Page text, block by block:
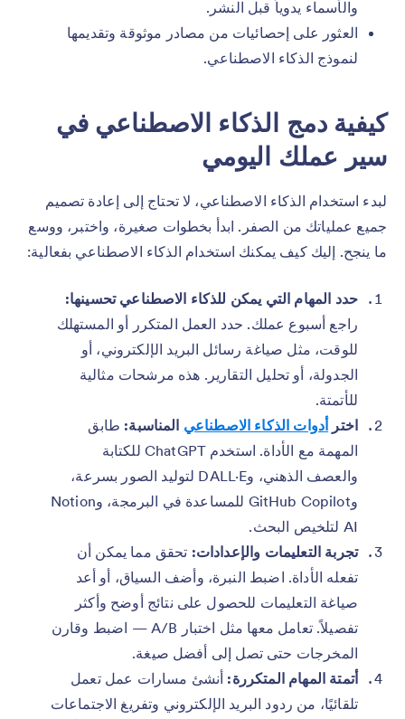
والأسماء يدوياً قبل النشر.
العثور على إحصائيات من مصادر موثوقة وتقديمها
لنموذج الذكاء الاصطناعي.
كيفية دمج الذكاء الاصطناعي في
سير عملك اليومي
لبدء استخدام الذكاء الاصطناعي، لا تحتاج إلى إعادة تصميم
جميع عملياتك من الصفر. ابدأ بخطوات صغيرة، واختبر، ووسع
ما ينجح. إليك كيف يمكنك استخدام الذكاء الاصطناعي بفعالية:
حدد المهام التي يمكن للذكاء الاصطناعي تحسينها:
راجع أسبوع عملك. حدد العمل المتكرر أو المستهلك
للوقت، مثل صياغة رسائل البريد الإلكتروني، أو
الجدولة، أو تحليل التقارير. هذه مرشحات مثالية
للأتمتة.
اختر أدوات الذكاء الاصطناعي المناسبة: طابق
المهمة مع الأداة. استخدم ChatGPT للكتابة
والعصف الذهني، وDALL·E لتوليد الصور بسرعة،
وGitHub Copilot للمساعدة في البرمجة، وNotion
AI لتلخيص البحث.
تجربة التعليمات والإعدادات: تحقق مما يمكن أن
تفعله الأداة. اضبط النبرة، وأضف السياق، أو أعد
صياغة التعليمات للحصول على نتائج أوضح وأكثر
تفصيلاً. تعامل معها مثل اختبار A/B — اضبط وقارن
المخرجات حتى تصل إلى أفضل صيغة.
أتمتة المهام المتكررة: أنشئ مسارات عمل تعمل
تلقائيًا، من ردود البريد الإلكتروني وتفريغ الاجتماعات